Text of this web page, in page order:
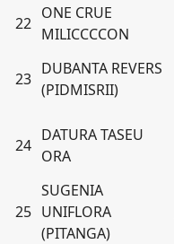
22
ONE CRUE
MILICCCCON
23
DUBANTA REVERS
(PIDMISRII)
24
DATURA TASEU
ORA
25
SUGENIA
UNIFLORA
(PITANGA)